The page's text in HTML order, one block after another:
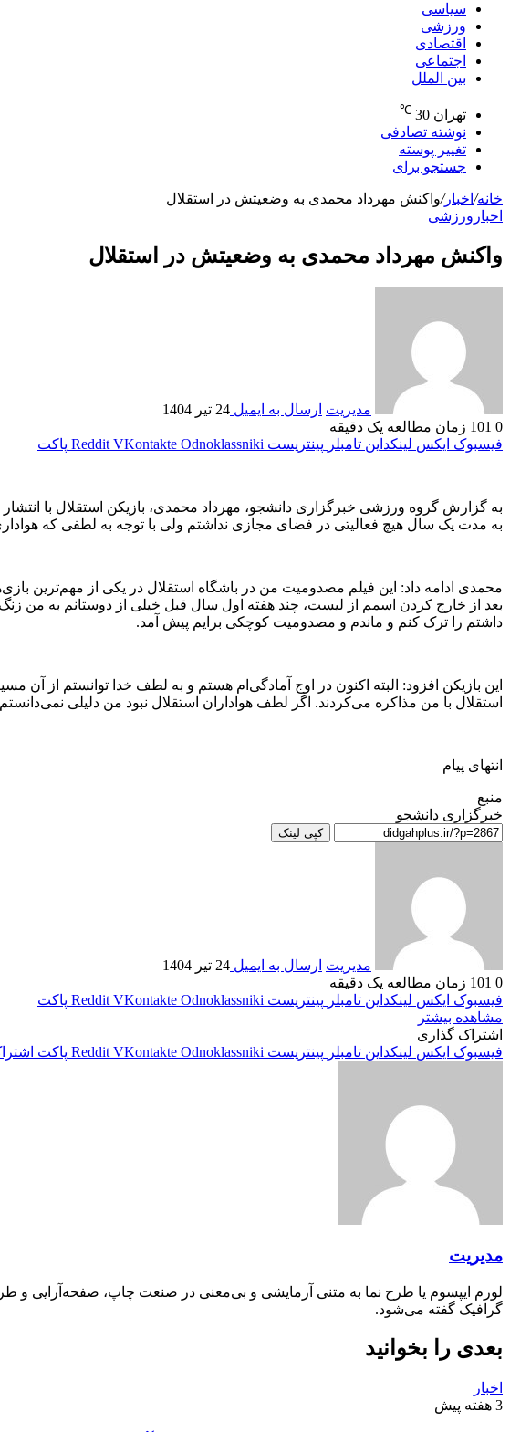
سیاسی
ورزشی
اقتصادی
اجتماعی
بین الملل
تهران 30
℃
نوشته تصادفی
تغییر پوسته
جستجو برای
خانه/ اخبار/واکنش مهرداد محمدی به وضعیتش در استقلال
اخبار ورزشی
واکنش مهرداد محمدی به وضعیتش در استقلال
مدیریت ارسال به ایمیل 24 تیر 1404
0
زمان مطالعه یک دقیقه
فیسبوک ایکس لینکداین تامبلر پینتریست Reddit VKontakte Odnoklassniki پاکت
به گزارش گروه ورزشی خبرگزاری دانشجو، مهرداد محمدی، بازیکن استقلال با
به مدت یک سال هیچ فعالیتی در فضای مجازی نداشتم ولی با توجه به لطفی که
محمدی ادامه داد: این فیلم مصدومیت من در باشگاه استقلال در یکی از مهم‌ترین
بعد از خارج کردن اسمم از لیست، چند هفته اول سال قبل خیلی از دوستانم به من
داشتم را ترک کنم و ماندم و مصدومیت کوچکی برایم پیش آمد.
این بازیکن افزود: البته اکنون در اوج آمادگی‌ام هستم و به لطف خدا توانستم از
استقلال با من مذاکره می‌کردند. اگر لطف هواداران استقلال نبود من دلیلی
انتهای پیام
منبع
خبرگزاری دانشجو
کپی لینک
مدیریت ارسال به ایمیل 24 تیر 1404
0
زمان مطالعه یک دقیقه
فیسبوک ایکس لینکداین تامبلر پینتریست Reddit VKontakte Odnoklassniki
پاکت
مشاهده بیشتر
اشتراک گذاری
فیسبوک ایکس لینکداین تامبلر پینتریست Reddit VKontakte Odnoklassniki پاکت
مدیریت
لورم ایپسوم یا طرح‌ نما به متنی آزمایشی و بی‌معنی در صنعت چاپ، صفحه‌آرایی
گرافیک گفته می‌شود.
بعدی را بخوانید
اخبار
3 هفته پیش